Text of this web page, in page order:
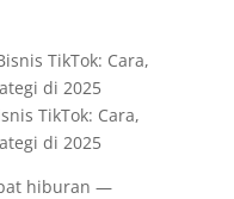
TikTok: Cara,
di 2025
hiburan —